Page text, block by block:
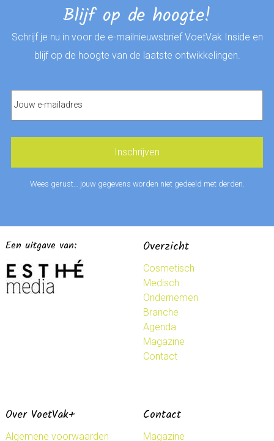
Blijf op de hoogte!
Schrijf je nu in voor de e-mailnieuwsbrief VoetVak Inside en
blijf op de hoogte van de laatste ontwikkelingen.
Wees gerust… jouw gegevens worden niet gedeeld met derden.
Een uitgave van: Overzicht
Cosmetisch
Medisch
Ondernemen
Branche
Agenda
Magazine
Contact
Over VoetVak+
Algemene voorwaarden
Contact
Magazine